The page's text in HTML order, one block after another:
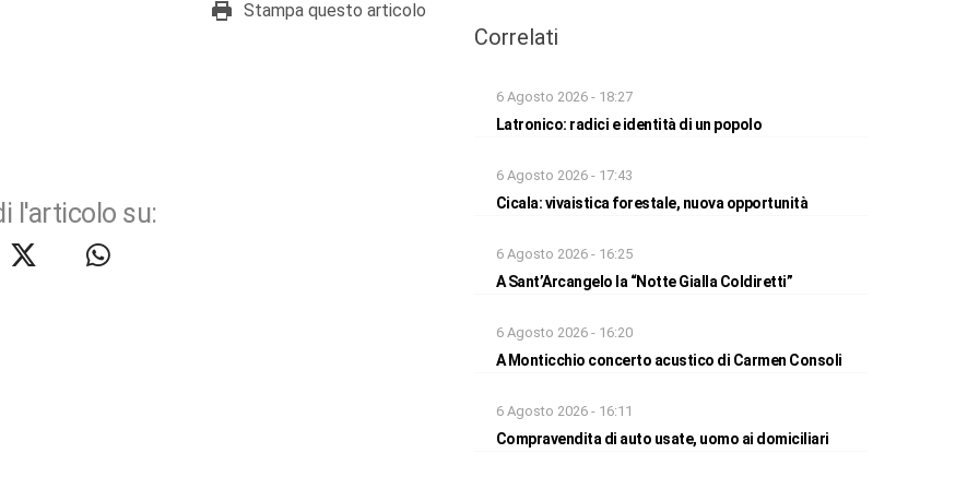
Stampa questo articolo
l'articolo su:
Correlati
6 Agosto 2026 - 18:27
Latronico: radici e identità di un popolo
6 Agosto 2026 - 17:43
Cicala: vivaistica forestale, nuova opportunità
6 Agosto 2026 - 16:25
A Sant’Arcangelo la “Notte Gialla Coldiretti”
6 Agosto 2026 - 16:20
A Monticchio concerto acustico di Carmen Consoli
6 Agosto 2026 - 16:11
Compravendita di auto usate, uomo ai domiciliari